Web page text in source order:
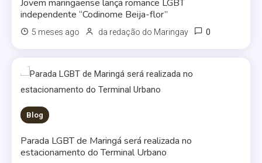
Jovem maringaense lança romance LGBT
independente “Codinome Beija-flor”
5 meses ago da redação do Maringay 0
Blog
Parada LGBT de Maringá será realizada no
estacionamento do Terminal Urbano